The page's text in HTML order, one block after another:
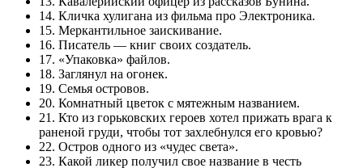
14. Кличка хулигана из фильма про Электроника.
15. Меркантильное заискивание.
16. Писатель — книг своих создатель.
17. «Упаковка» файлов.
18. Заглянул на огонек.
19. Семья островов.
20. Комнатный цветок с мятежным названием.
21. Кто из горьковских героев хотел прижать врага к
раненой груди, чтобы тот захлебнулся его кровью?
22. Остров одного из «чудес света».
23. Какой ликер получил свое название в честь